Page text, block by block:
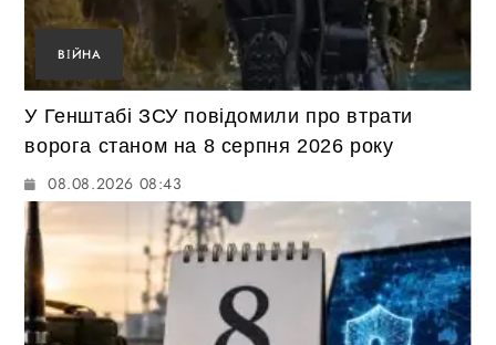
ВІЙНА
У Генштабі ЗСУ повідомили про втрати
ворога станом на 8 серпня 2026 року
08.08.2026 08:43